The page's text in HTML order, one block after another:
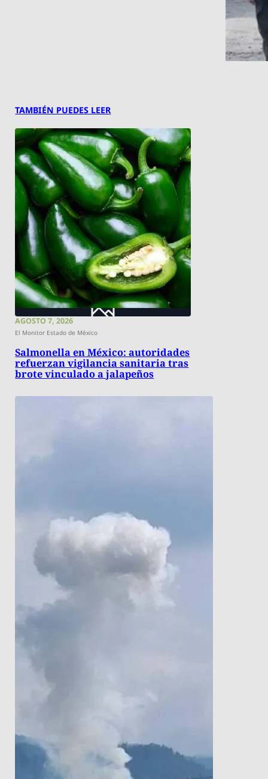
TAMBIÉN PUEDES LEER
AGOSTO 7, 2026
El Monitor Estado de México
Salmonella en México: autoridades
refuerzan vigilancia sanitaria tras
brote vinculado a jalapeños